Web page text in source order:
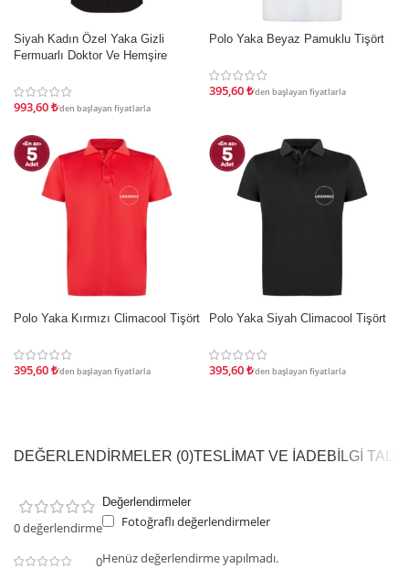
İNDIRIM
Siyah Kadın Özel Yaka Gizli
Fermuarlı Doktor Ve Hemşire
993,60₺'den başlayan fiyatlarla
İNDIRIM
Polo Yaka Beyaz Pamuklu Tişört
395,60₺'den başlayan fiyatlarla
İNDIRIM
Polo Yaka Kırmızı Climacool Tişört
395,60₺'den başlayan fiyatlarla
İNDIRIM
Polo Yaka Siyah Climacool Tişört
395,60₺'den başlayan fiyatlarla
DEĞERLENDIRMELER (0)TESLIMAT VE İADEBILGI
0 değerlendirme
0
Değerlendirmeler
Fotoğraflı değerlendirmeler
Henüz değerlendirme yapılmadı.